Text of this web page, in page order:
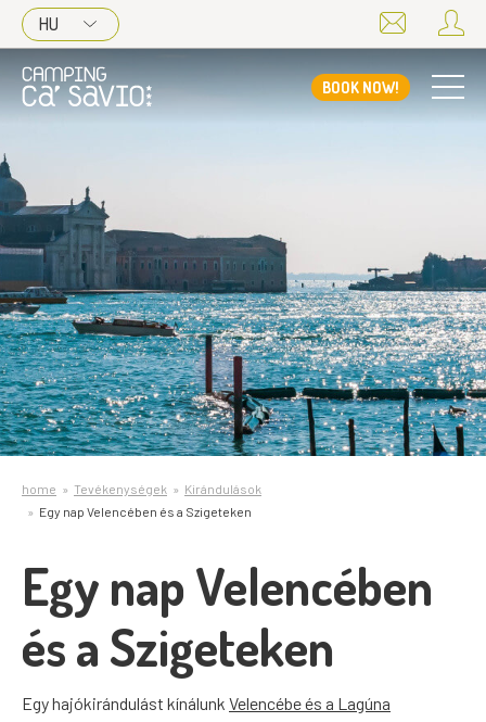
HU
BOOK NOW!
home Tevékenységek
Kirándulások
Egy nap Velencében és a Szigeteken
Egy nap Velencében
és a Szigeteken
Egy hajókirándulást kínálunk Velencébe és a Lagúna